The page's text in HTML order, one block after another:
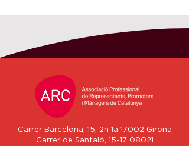
Carrer Barcelona, 15, 2n 1a 17002 Girona
Carrer de Santaló, 15-17 08021